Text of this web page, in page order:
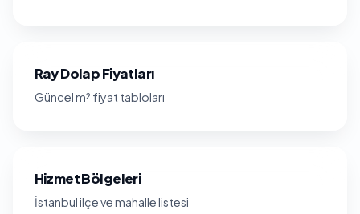
Ray Dolap Fiyatları
Güncel m² fiyat tabloları
Hizmet Bölgeleri
İstanbul ilçe ve mahalle listesi